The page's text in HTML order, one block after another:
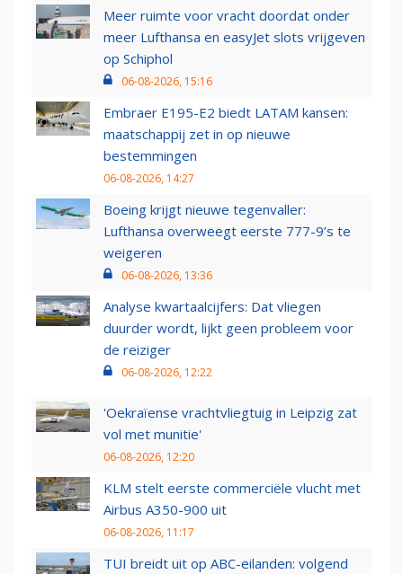
Meer ruimte voor vracht doordat onder
meer Lufthansa en easyJet slots vrijgeven
op Schiphol
06-08-2026, 15:16
Embraer E195-E2 biedt LATAM kansen:
maatschappij zet in op nieuwe
bestemmingen
06-08-2026, 14:27
Boeing krijgt nieuwe tegenvaller:
Lufthansa overweegt eerste 777-9’s te
weigeren
06-08-2026, 13:36
Analyse kwartaalcijfers: Dat vliegen
duurder wordt, lijkt geen probleem voor
de reiziger
06-08-2026, 12:22
'Oekraïense vrachtvliegtuig in Leipzig zat
vol met munitie'
06-08-2026, 12:20
KLM stelt eerste commerciële vlucht met
Airbus A350-900 uit
06-08-2026, 11:17
TUI breidt uit op ABC-eilanden: volgend